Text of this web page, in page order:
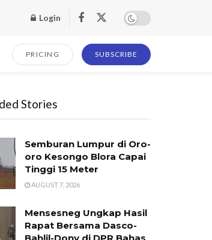
Login
PRICING SUBSCRIBE
Stories
Semburan Lumpur di Oro-
oro Kesongo Blora Capai
Tinggi 15 Meter
AUGUST 7, 2026
Mensesneg Ungkap Hasil
Rapat Bersama Dasco-